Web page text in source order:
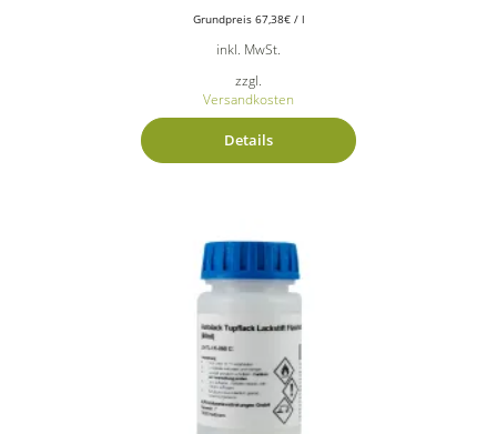
Grundpreis 67,38€/ l
inkl. MwSt.
zzgl.
Versandkosten
Details